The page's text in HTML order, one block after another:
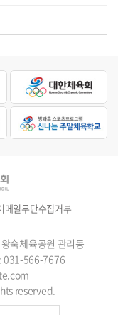
메일무단수집거부
숙체육공원 관리동
031-566-7676
reserved.